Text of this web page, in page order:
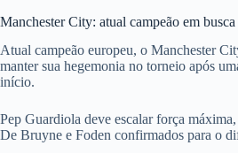
Manchester City: atual campeão em
Atual campeão europeu, o Manchester
manter sua hegemonia no torneio após
início.
Pep Guardiola deve escalar força
De Bruyne e Foden confirmados para o